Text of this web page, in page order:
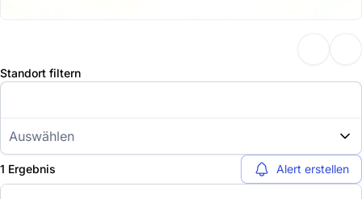
Standort filtern
Auswählen
1 Ergebnis Alert erstellen